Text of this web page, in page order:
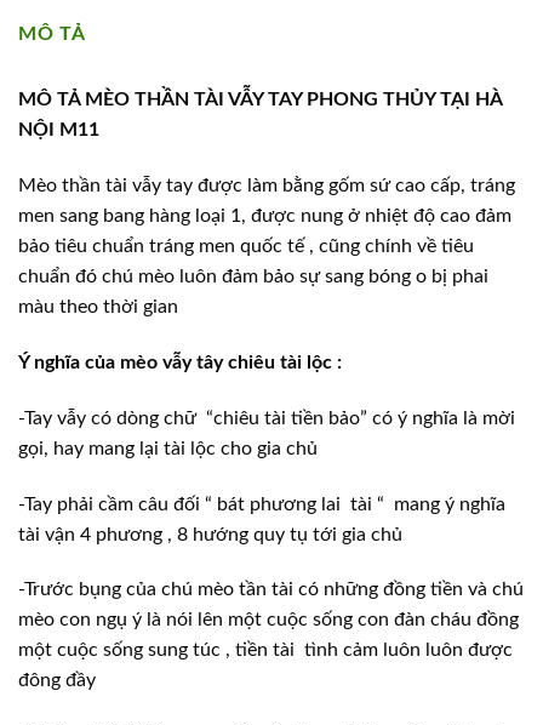
MÔ TẢ
MÔ TẢ MÈO THẦN TÀI VẪY TAY PHONG THỦY TẠI HÀ
NỘI M11
Mèo thần tài vẫy tay được làm bằng gốm sứ cao cấp, tráng
men sang bang hàng loại 1, được nung ở nhiệt độ cao đảm
bảo tiêu chuẩn tráng men quốc tế , cũng chính về tiêu
chuẩn đó chú mèo luôn đảm bảo sự sang bóng o bị phai
màu theo thời gian
Ý nghĩa của mèo vẫy tây chiêu tài lộc :
-Tay vẫy có dòng chữ “chiêu tài tiền bảo” có ý nghĩa là mời
gọi, hay mang lại tài lộc cho gia chủ
-Tay phải cầm câu đối “ bát phương lai tài “ mang ý nghĩa
tài vận 4 phương , 8 hướng quy tụ tới gia chủ
-Trước bụng của chú mèo tần tài có những đồng tiền và chú
mèo con ngụ ý là nói lên một cuộc sống con đàn cháu đồng
một cuộc sống sung túc , tiền tài tình cảm luôn luôn được
đông đầy